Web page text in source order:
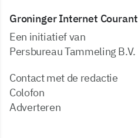
Groninger Internet Courant
Een initiatief van
Persbureau Tammeling B.V.
Contact met de redactie
Colofon
Adverteren